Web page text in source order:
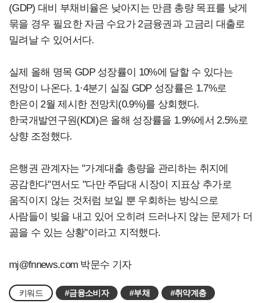
(GDP) 대비 부채비율은 낮아지는 만큼 총량 목표를 낮게
묶을 경우 필요한 자금 수요가 2금융권과 고금리 대출로
밀려날 수 있어서다.
실제 올해 명목 GDP 성장률이 10%에 달할 수 있다는
전망이 나온다. 1·4분기 실질 GDP 성장률은 1.7%로
한은이 2월 제시한 전망치(0.9%)를 상회했다.
한국개발연구원(KDI)은 올해 성장률을 1.9%에서 2.5%로
상향 조정했다.
은행권 관계자는 "가계대출 총량을 관리하는 취지에
공감한다"면서도 "다만 주담대 시장이 지표상 추가로
움직이지 않는 것처럼 보일 뿐 우회하는 방식으로
사람들이 빚을 내고 있어 오히려 드러나지 않는 문제가 더
곪을 수 있는 상황"이라고 지적했다.
mj@fnnews.com 박문수 기자
키워드 #금융소비자 #부채
#취약계층